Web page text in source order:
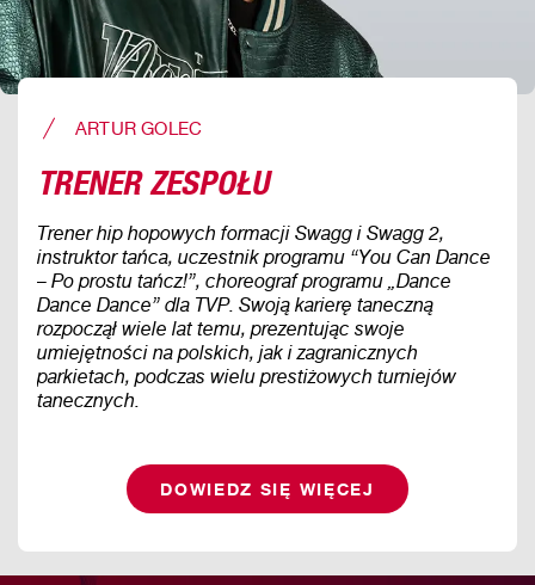
ARTUR GOLEC
TRENER ZESPOŁU
Trener hip hopowych formacji Swagg i Swagg 2,
instruktor tańca, uczestnik programu “You Can Dance
– Po prostu tańcz!”, choreograf programu „Dance
Dance Dance” dla TVP. Swoją karierę taneczną
rozpoczął wiele lat temu, prezentując swoje
umiejętności na polskich, jak i zagranicznych
parkietach, podczas wielu prestiżowych turniejów
tanecznych.
DOWIEDZ SIĘ WIĘCEJ